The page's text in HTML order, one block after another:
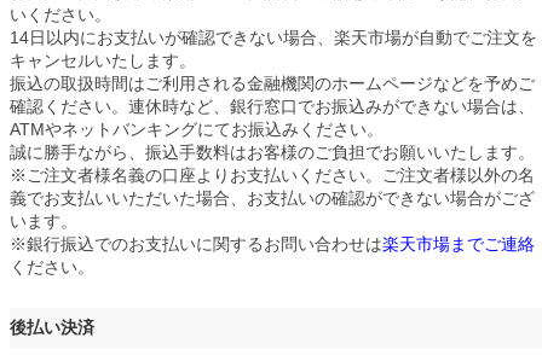
いください。
14日以内にお支払いが確認できない場合、楽天市場が自動でご注文を
キャンセルいたします。
振込の取扱時間はご利用される金融機関のホームページなどを予めご
確認ください。連休時など、銀行窓口でお振込みができない場合は、
ATMやネットバンキングにてお振込みください。
誠に勝手ながら、振込手数料はお客様のご負担でお願いいたします。
※ご注文者様名義の口座よりお支払いください。ご注文者様以外の名
義でお支払いいただいた場合、お支払いの確認ができない場合がござ
います。
※銀行振込でのお支払いに関するお問い合わせは楽天市場までご連絡
ください。
後払い決済